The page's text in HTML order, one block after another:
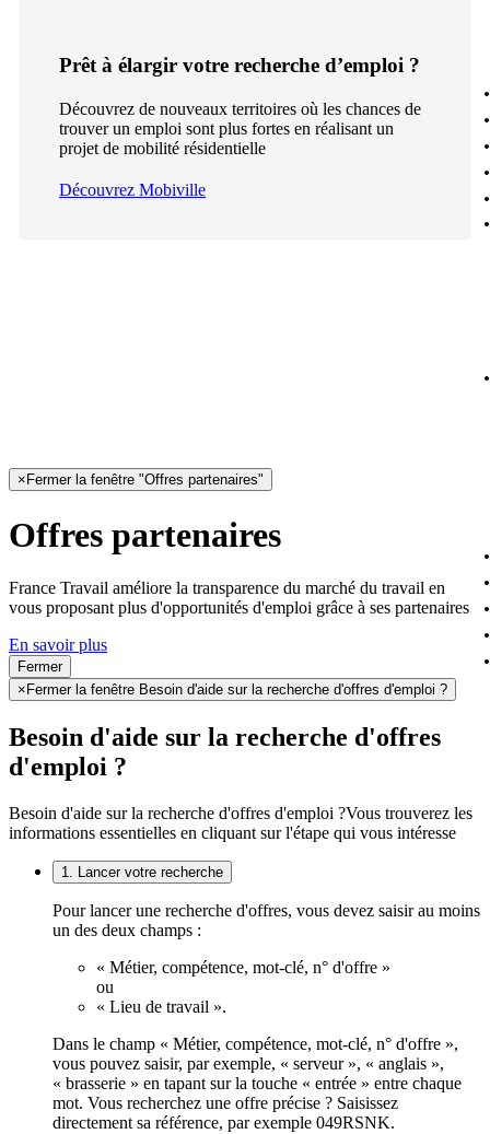
Prêt à élargir votre recherche d’emploi ?
Découvrez de nouveaux territoires où les chances de
trouver un emploi sont plus fortes en réalisant un
projet de mobilité résidentielle
Découvrez Mobiville
× Fermer la fenêtre "Offres partenaires"
Offres partenaires
France Travail améliore la transparence du marché du travail en
vous proposant plus d'opportunités d'emploi grâce à ses partenaires
En savoir plus
Fermer
× Fermer la fenêtre Besoin d'aide sur la recherche d'offres d'emploi ?
Besoin d'aide sur la recherche d'offres
d'emploi ?
Besoin d'aide sur la recherche d'offres d'emploi ?Vous trouverez les
informations essentielles en cliquant sur l'étape qui vous intéresse
1. Lancer votre recherche
Pour lancer une recherche d'offres, vous devez saisir au moins
un des deux champs :
« Métier, compétence, mot-clé, n° d'offre »
ou
« Lieu de travail ».
Dans le champ « Métier, compétence, mot-clé, n° d'offre »,
vous pouvez saisir, par exemple, « serveur », « anglais »,
« brasserie » en tapant sur la touche « entrée » entre chaque
mot. Vous recherchez une offre précise ? Saisissez
directement sa référence, par exemple 049RSNK.